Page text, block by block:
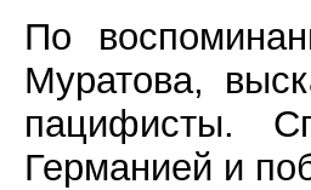
По
Муратова,
пацифисты.
Германией и